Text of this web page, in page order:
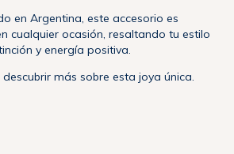
en Argentina, este accesorio es
cualquier ocasión, resaltando tu estilo
y energía positiva.
más sobre esta joya única.